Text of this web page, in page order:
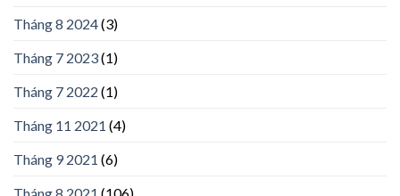
Tháng 8 2024(3)
Tháng 7 2023(1)
Tháng 7 2022 (1)
Tháng 11 2021 (4)
Tháng 9 2021 (6)